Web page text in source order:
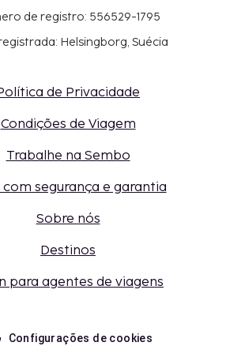
de registro: 556529-1795
Helsingborg, Suécia
de Privacidade
Condições de Viagem
Trabalhe na Sembo
com segurança e garantia
Sobre nós
Destinos
para agentes de viagens
Configurações de cookies